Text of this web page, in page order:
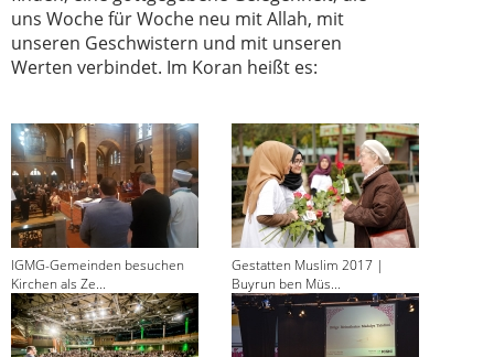
uns Woche für Woche neu mit Allah, mit
unseren Geschwistern und mit unseren
Werten verbindet. Im Koran heißt es:
IGMG-Gemeinden besuchen
Kirchen als Ze...
Gestatten Muslim 2017 |
Buyrun ben Müs...